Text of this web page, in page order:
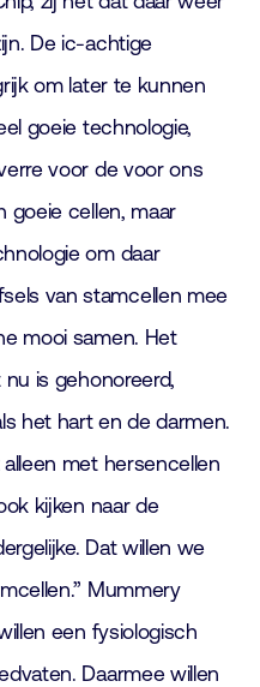
De ic-achtige
om later te kunnen
goeie technologie,
voor de voor ons
goeie cellen, maar
om daar
van stamcellen mee
mooi samen. Het
is gehonoreerd,
het hart en de darmen.
met hersencellen
kijken naar de
Dat willen we
Mummery
een fysiologisch
Daarmee willen